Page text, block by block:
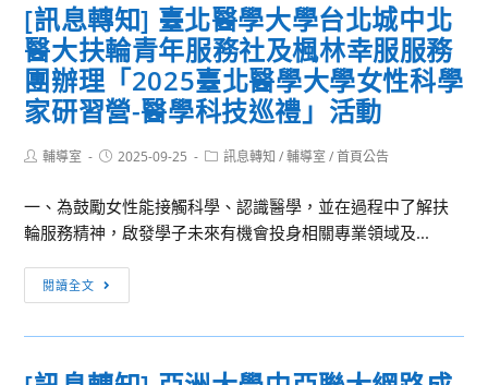
二
專
統
測
選
考
招
生
調
整
[訊息轉知] 臺北醫學大學台北城中北
醫大扶輪青年服務社及楓林幸服服務
團辦理「2025臺北醫學大學女性科學
家研習營-醫學科技巡禮」活動
Post輔導室
Post2025-09-25
Post訊息轉知 / 輔導室 / 首頁公告
一、為鼓勵女性能接觸科學、認識醫學，並在過程中了解扶
輪服務精神，啟發學子未來有機會投身相關專業領域及...
閱讀全文
息
轉